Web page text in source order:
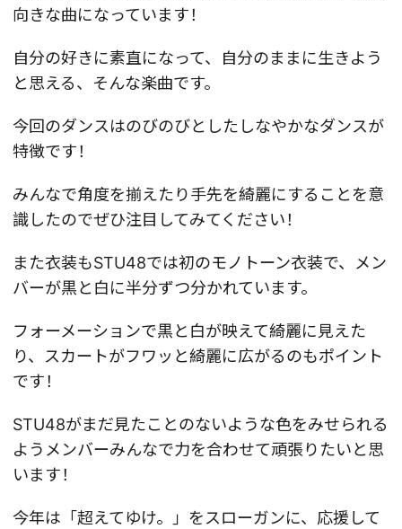
向きな曲になっています！
自分の好きに素直になって、自分のままに生きよう
と思える、そんな楽曲です。
今回のダンスはのびのびとしたしなやかなダンスが
特徴です！
みんなで角度を揃えたり手先を綺麗にすることを意
識したのでぜひ注目してみてください！
また衣装もSTU48では初のモノトーン衣装で、メン
バーが黒と白に半分ずつ分かれています。
フォーメーションで黒と白が映えて綺麗に見えた
り、スカートがフワッと綺麗に広がるのもポイント
です！
STU48がまだ見たことのないような色をみせられる
ようメンバーみんなで力を合わせて頑張りたいと思
います！
今年は「超えてゆけ。」をスローガンに、応援して